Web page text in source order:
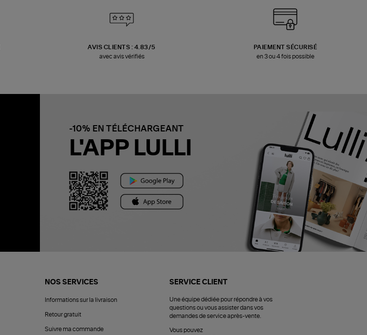
AVIS CLIENTS : 4.83/5
avec avis vérifiés
PAIEMENT SÉCURISÉ
en 3 ou 4 fois possible
-10% EN TÉLÉCHARGEANT
L'APP LULLI
NOS SERVICES
Informations sur la livraison
Retour gratuit
Suivre ma commande
SERVICE CLIENT
Une équipe dédiée pour répondre à vos
questions ou vous assister dans vos
demandes de service après-vente.
Vous pouvez